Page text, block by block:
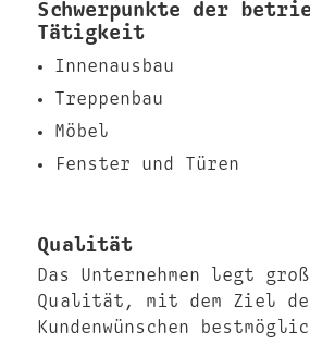
Schwerpunkte der
Tätigkeit
Innenausbau
Treppenbau
Möbel
Fenster und Türen
Qualität
Das Unternehmen legt
Qualität, mit dem Ziel
Kundenwünschen